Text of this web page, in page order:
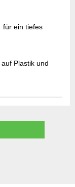
für ein tiefes
Plastik und